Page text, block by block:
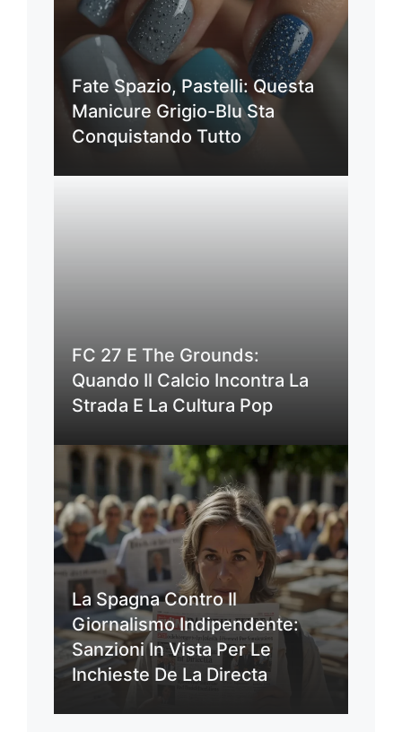
Fate Spazio, Pastelli: Questa
Manicure Grigio-Blu Sta
Conquistando Tutto
FC 27 E The Grounds:
Quando Il Calcio Incontra La
Strada E La Cultura Pop
La Spagna Contro Il
Giornalismo Indipendente:
Sanzioni In Vista Per Le
Inchieste De La Directa